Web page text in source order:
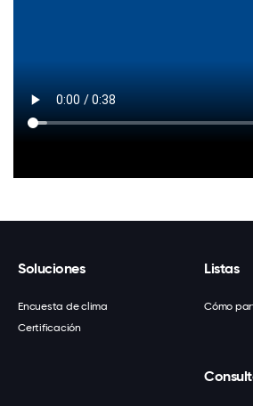
Soluciones
Encuesta de clima
Certificación
Listas
Cómo